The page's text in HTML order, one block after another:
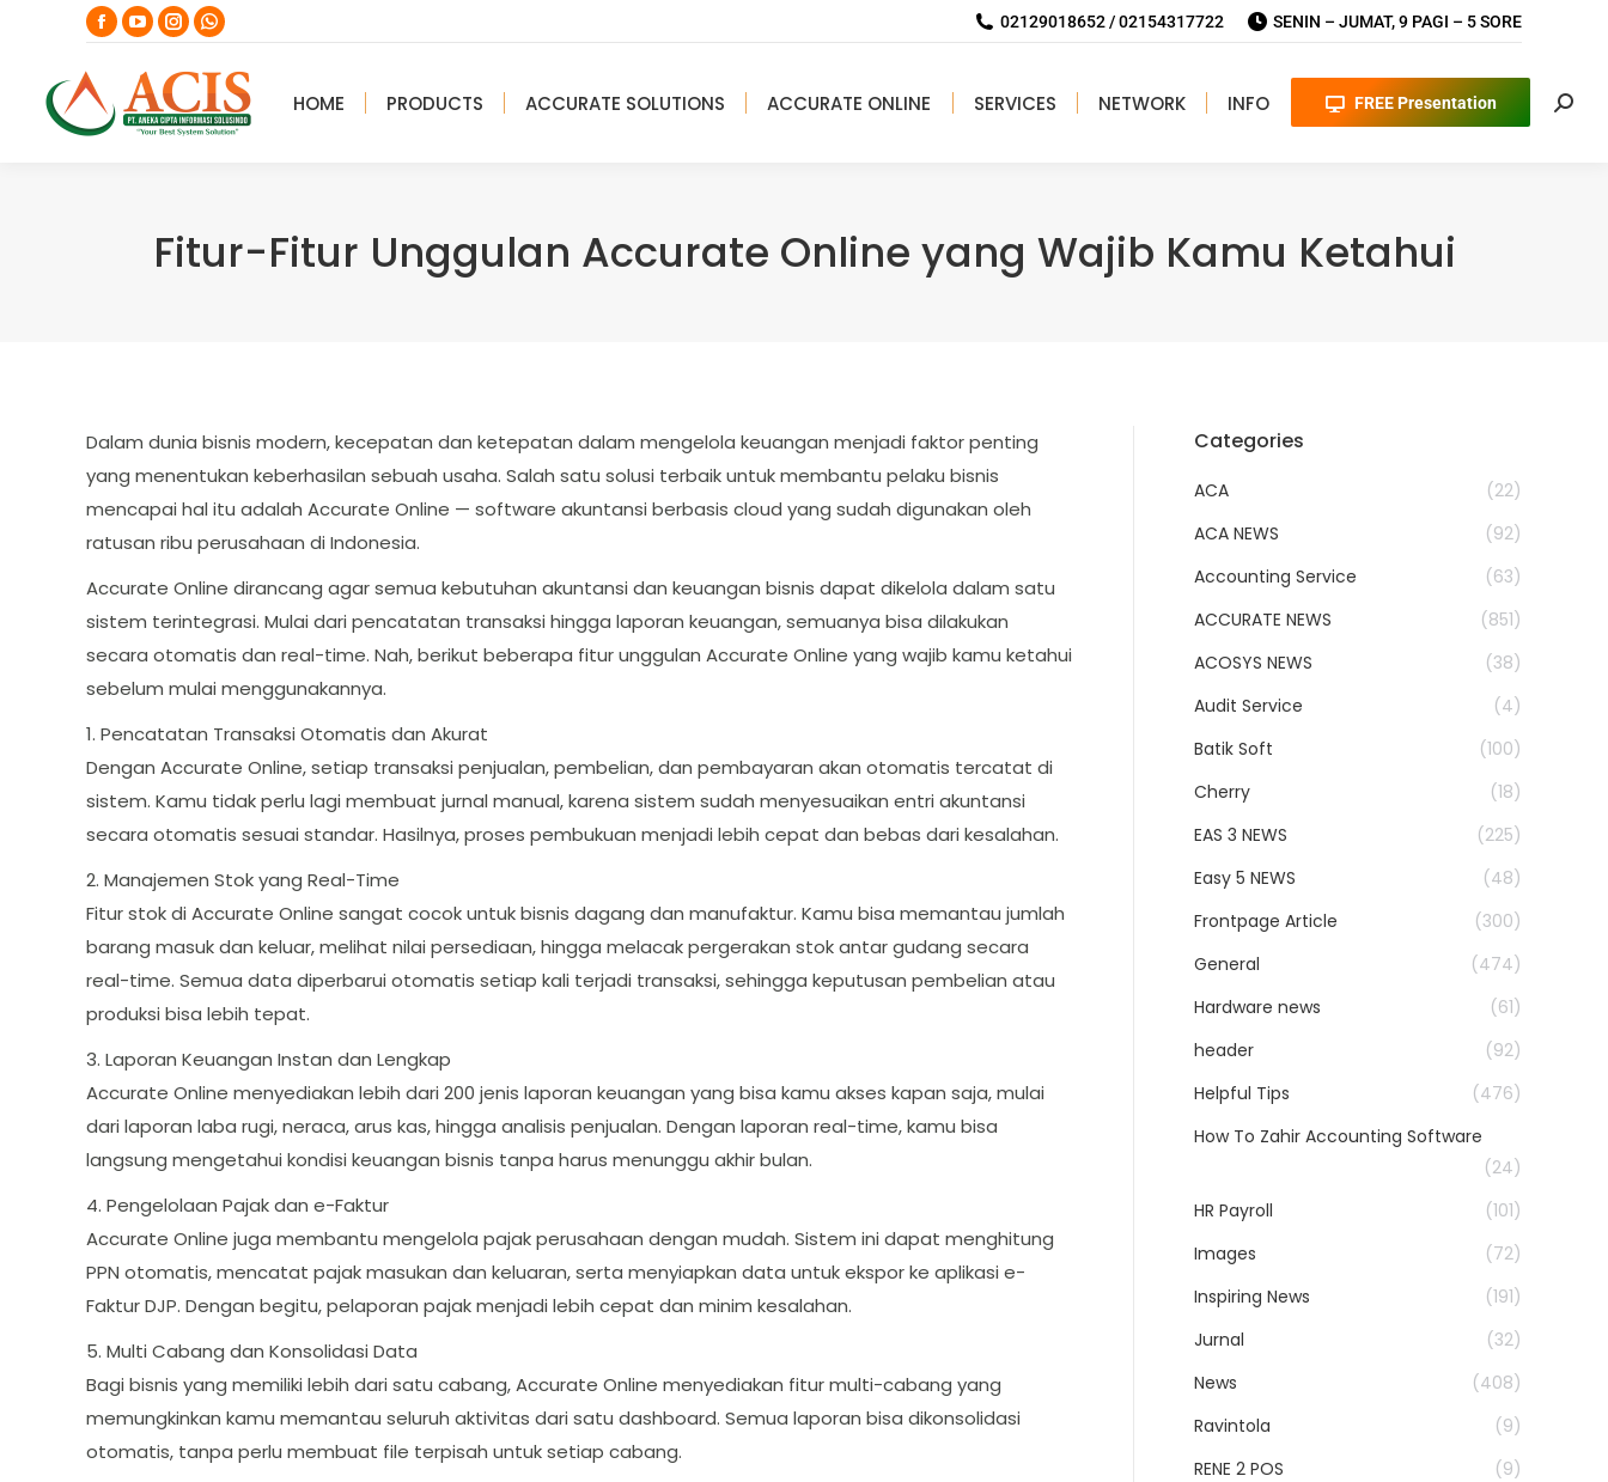
Facebook
page
opens
in
YouTube
page
opens
in
Instagram
page
opens
in
Whatsapp
page
opens
in
02129018652 / 02154317722 SENIN – JUMAT, 9 PAGI – 5 SORE
HOME PRODUCTS ACCURATE SOLUTIONS ACCURATE ONLINE SERVICES NETWORK INFO FREE Presentation
Fitur-Fitur Unggulan Accurate Online yang Wajib Kamu Ketahui
Dalam dunia bisnis modern, kecepatan dan ketepatan dalam mengelola keuangan menjadi faktor penting
yang menentukan keberhasilan sebuah usaha. Salah satu solusi terbaik untuk membantu pelaku bisnis
mencapai hal itu adalah Accurate Online — software akuntansi berbasis cloud yang sudah digunakan oleh
ratusan ribu perusahaan di Indonesia.
Accurate Online dirancang agar semua kebutuhan akuntansi dan keuangan bisnis dapat dikelola dalam satu
sistem terintegrasi. Mulai dari pencatatan transaksi hingga laporan keuangan, semuanya bisa dilakukan
secara otomatis dan real-time. Nah, berikut beberapa fitur unggulan Accurate Online yang wajib kamu ketahui
sebelum mulai menggunakannya.
1. Pencatatan Transaksi Otomatis dan Akurat
Dengan Accurate Online, setiap transaksi penjualan, pembelian, dan pembayaran akan otomatis tercatat di
sistem. Kamu tidak perlu lagi membuat jurnal manual, karena sistem sudah menyesuaikan entri akuntansi
secara otomatis sesuai standar. Hasilnya, proses pembukuan menjadi lebih cepat dan bebas dari kesalahan.
2. Manajemen Stok yang Real-Time
Fitur stok di Accurate Online sangat cocok untuk bisnis dagang dan manufaktur. Kamu bisa memantau jumlah
barang masuk dan keluar, melihat nilai persediaan, hingga melacak pergerakan stok antar gudang secara
real-time. Semua data diperbarui otomatis setiap kali terjadi transaksi, sehingga keputusan pembelian atau
produksi bisa lebih tepat.
3. Laporan Keuangan Instan dan Lengkap
Accurate Online menyediakan lebih dari 200 jenis laporan keuangan yang bisa kamu akses kapan saja, mulai
dari laporan laba rugi, neraca, arus kas, hingga analisis penjualan. Dengan laporan real-time, kamu bisa
langsung mengetahui kondisi keuangan bisnis tanpa harus menunggu akhir bulan.
4. Pengelolaan Pajak dan e-Faktur
Accurate Online juga membantu mengelola pajak perusahaan dengan mudah. Sistem ini dapat menghitung
PPN otomatis, mencatat pajak masukan dan keluaran, serta menyiapkan data untuk ekspor ke aplikasi e-
Faktur DJP. Dengan begitu, pelaporan pajak menjadi lebih cepat dan minim kesalahan.
5. Multi Cabang dan Konsolidasi Data
Bagi bisnis yang memiliki lebih dari satu cabang, Accurate Online menyediakan fitur multi-cabang yang
memungkinkan kamu memantau seluruh aktivitas dari satu dashboard. Semua laporan bisa dikonsolidasi
otomatis, tanpa perlu membuat file terpisah untuk setiap cabang.
Categories
ACA
(22)
ACA NEWS
(92)
Accounting Service
(63)
ACCURATE NEWS
(851)
ACOSYS NEWS
(38)
Audit Service
(4)
Batik Soft
(100)
Cherry
(18)
EAS 3 NEWS
(225)
Easy 5 NEWS
(48)
Frontpage Article
(300)
General
(474)
Hardware news
(61)
header
(92)
Helpful Tips
(476)
How To Zahir Accounting Software
(24)
HR Payroll
(101)
Images
(72)
Inspiring News
(191)
Jurnal
(32)
News
(408)
Ravintola
(9)
RENE 2 POS
(9)